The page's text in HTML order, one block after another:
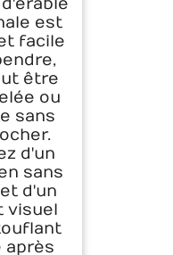
est
facile
être
ou
sans
d'un
sans
d'un
visuel
après